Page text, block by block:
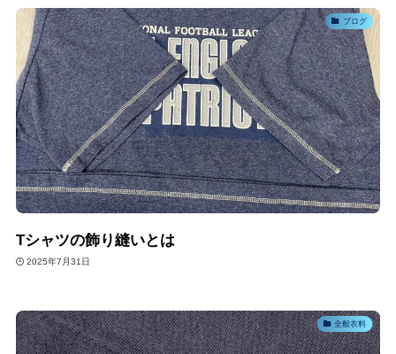
ブログ
Tシャツの飾り縫いとは
2025年7月31日
全般衣料